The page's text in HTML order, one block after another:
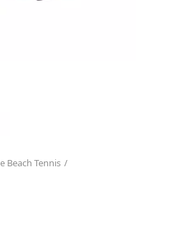
Beach Tennis